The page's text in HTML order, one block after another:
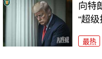
向特
“超
最热